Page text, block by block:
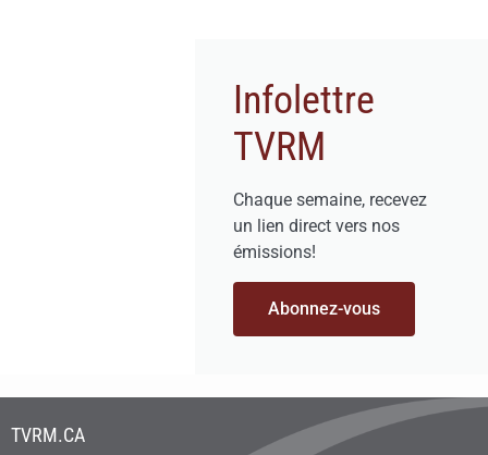
Infolettre
TVRM
Chaque semaine, recevez
un lien direct vers nos
émissions!
Abonnez-vous
TVRM.CA